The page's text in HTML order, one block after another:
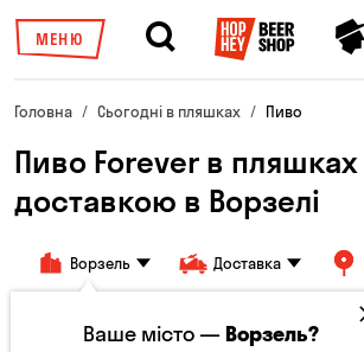
МЕНЮ
Головна Сьогодні в пляшках Пиво
Пиво Forever в пляшках
доставкою в Ворзелі
Ворзель Доставка
Всі товари Пиво Сидр
Ваше місто —Ворзель?